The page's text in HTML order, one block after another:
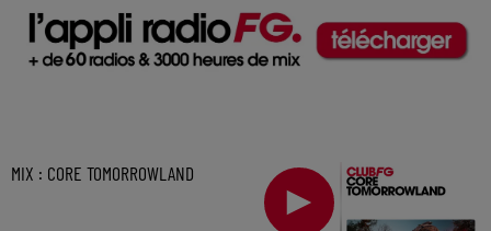
MIX : CORE TOMORROWLAND